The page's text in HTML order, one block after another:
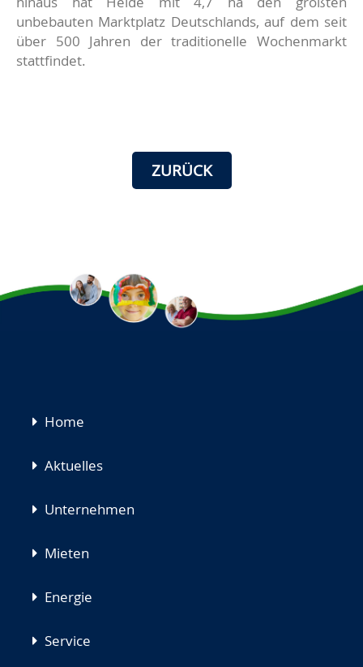
unbebauten Marktplatz Deutschlands, auf dem seit
über 500 Jahren der traditionelle Wochenmarkt
stattfindet.
ZURÜCK
Navigation
Home
Aktuelles
Unternehmen
Mieten
Energie
Service